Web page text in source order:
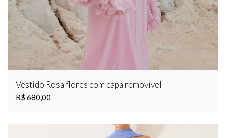
Vestido Rosa flores com capa removível
R$ 680,00